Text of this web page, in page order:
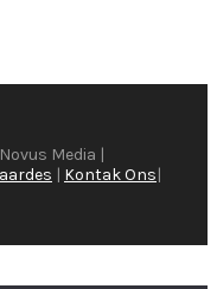
Media |
| Kontak Ons|